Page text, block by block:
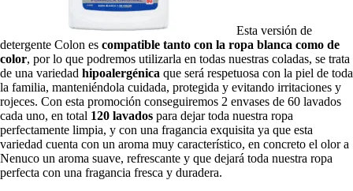
Esta versión de
detergente Colon es compatible tanto con la ropa blanca como de
color, por lo que podremos utilizarla en todas nuestras coladas, se trata
de una variedad hipoalergénica que será respetuosa con la piel de toda
la familia, manteniéndola cuidada, protegida y evitando irritaciones y
rojeces. Con esta promoción conseguiremos 2 envases de 60 lavados
cada uno, en total 120 lavados para dejar toda nuestra ropa
perfectamente limpia, y con una fragancia exquisita ya que esta
variedad cuenta con un aroma muy característico, en concreto el olor a
Nenuco un aroma suave, refrescante y que dejará toda nuestra ropa
perfecta con una fragancia fresca y duradera.